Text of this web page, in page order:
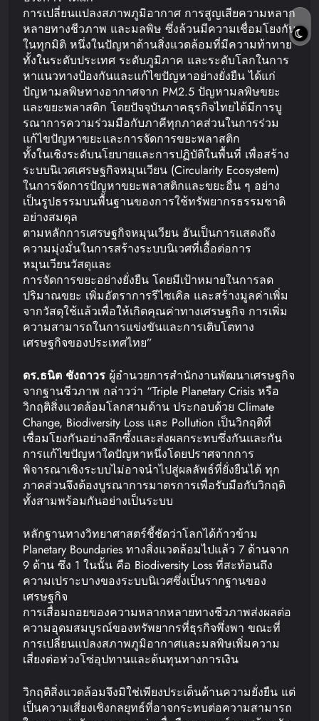
การเปลี่ยนแปลงสภาพภูมิอากาศ การสูญเสียความหลาก
หลายทางชีวภาพ และมลพิษ ซึ่งล้วนมีความเชื่อมโยงกัน
ในทุกมิติ หนึ่งในปัญหาด้านสิ่งแวดล้อมที่มีความท้าทาย
ทั้งในระดับประเทศ ระดับภูมิภาค และระดับโลกในการ
หาแนวทางป้องกันและแก้ไขปัญหาอย่างยั่งยืน ได้แก่
ปัญหามลพิษทางอากาศจาก PM2.5 ปัญหามลพิษขยะ
และขยะพลาสติก โดยปัจจุบันภาคธุรกิจไทยได้มีการบู
รณาการความร่วมมือกับภาคีทุกภาคส่วนในการร่วม
แก้ไขปัญหาขยะและการจัดการขยะพลาสติก
ทั้งในเชิงระดับนโยบายและการปฏิบัติในพื้นที่ เพื่อสร้าง
ระบบนิเวศเศรษฐกิจหมุนเวียน (Circularity Ecosystem)
ในการจัดการปัญหาขยะพลาสติกและขยะอื่น ๆ อย่าง
เป็นรูปธรรมบนพื้นฐานของการใช้ทรัพยากรธรรมชาติ
อย่างสมดุล
ตามหลักการเศรษฐกิจหมุนเวียน อันเป็นการแสดงถึง
ความมุ่งมั่นในการสร้างระบบนิเวศที่เอื้อต่อการ
หมุนเวียนวัสดุและ
การจัดการขยะอย่างยั่งยืน โดยมีเป้าหมายในการลด
ปริมาณขยะ เพิ่มอัตราการรีไซเคิล และสร้างมูลค่าเพิ่ม
จากวัสดุใช้แล้วเพื่อให้เกิดคุณค่าทางเศรษฐกิจ การเพิ่ม
ความสามารถในการแข่งขันและการเติบโตทาง
เศรษฐกิจของประเทศไทย”
ดร.ธนิต ชังถาวร ผู้อำนวยการสำนักงานพัฒนาเศรษฐกิจ
จากฐานชีวภาพ กล่าวว่า “Triple Planetary Crisis หรือ
วิกฤติสิ่งแวดล้อมโลกสามด้าน ประกอบด้วย Climate
Change, Biodiversity Loss และ Pollution เป็นวิกฤติที่
เชื่อมโยงกันอย่างลึกซึ้งและส่งผลกระทบซึ่งกันและกัน
การแก้ไขปัญหาใดปัญหาหนึ่งโดยปราศจากการ
พิจารณาเชิงระบบไม่อาจนำไปสู่ผลลัพธ์ที่ยั่งยืนได้ ทุก
ภาคส่วนจึงต้องบูรณาการมาตรการเพื่อรับมือกับวิกฤติ
ทั้งสามพร้อมกันอย่างเป็นระบบ
หลักฐานทางวิทยาศาสตร์ชี้ชัดว่าโลกได้ก้าวข้าม
Planetary Boundaries ทางสิ่งแวดล้อมไปแล้ว 7 ด้านจาก
9 ด้าน ซึ่ง 1 ในนั้น คือ Biodiversity Loss ที่สะท้อนถึง
ความเปราะบางของระบบนิเวศซึ่งเป็นรากฐานของ
เศรษฐกิจ
การเสื่อมถอยของความหลากหลายทางชีวภาพส่งผลต่อ
ความอุดมสมบูรณ์ของทรัพยากรที่ธุรกิจพึ่งพา ขณะที่
การเปลี่ยนแปลงสภาพภูมิอากาศและมลพิษเพิ่มความ
เสี่ยงต่อห่วงโซ่อุปทานและต้นทุนทางการเงิน
วิกฤติสิ่งแวดล้อมจึงมิใช่เพียงประเด็นด้านความยั่งยืน แต่
เป็นความเสี่ยงเชิงกลยุทธ์ที่อาจกระทบต่อความสามารถ